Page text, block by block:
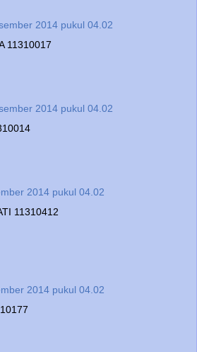
2014 pukul 04.02
11310017
2014 pukul 04.02
2014 pukul 04.02
11310412
2014 pukul 04.02